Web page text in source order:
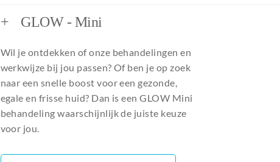
+ GLOW - Mini
Wil je ontdekken of onze behandelingen en
werkwijze bij jou passen? Of ben je op zoek
naar een snelle boost voor een gezonde,
egale en frisse huid? Dan is een GLOW Mini
behandeling waarschijnlijk de juiste keuze
voor jou.